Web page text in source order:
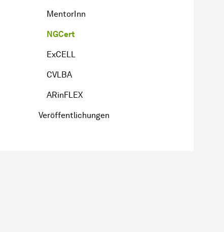
MentorInn
NGCert
ExCELL
CVLBA
ARinFLEX
Veröffentlichungen